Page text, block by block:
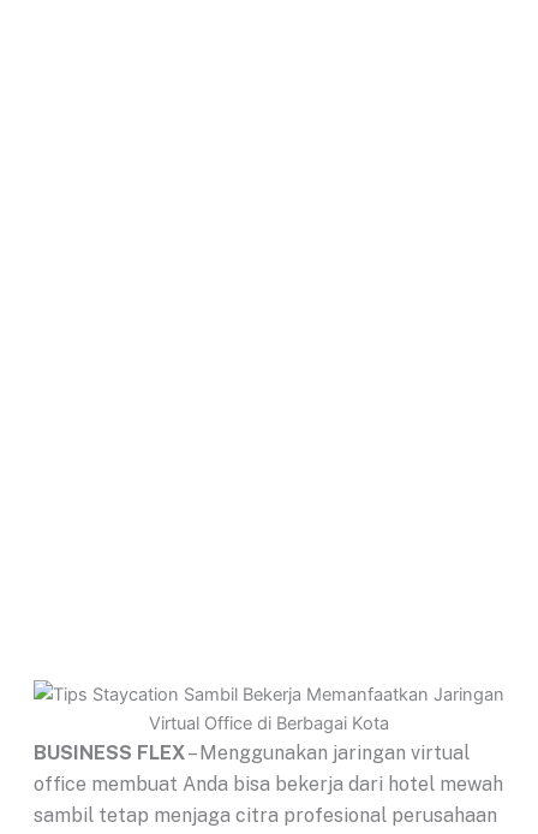
BUSINESS FLEX– Menggunakan jaringan virtual
office membuat Anda bisa bekerja dari hotel mewah
sambil tetap menjaga citra profesional perusahaan